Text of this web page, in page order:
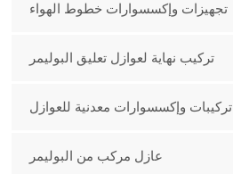
تجهيزات وإكسسوارات خطوط الهواء
تركيب نهاية لعوازل تعليق البوليمر
تركيبات وإكسسوارات معدنية للعوازل
عازل مركب من البوليمر